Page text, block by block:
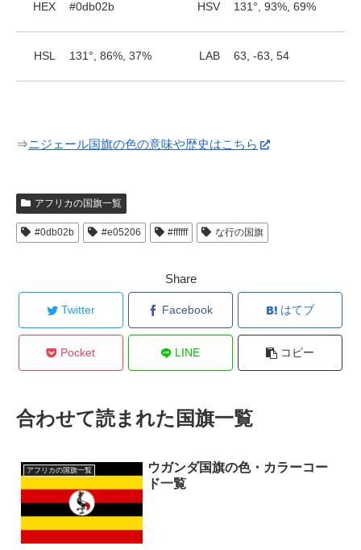
HEX #0db02b HSV 131°, 93%, 69%
HSL 131°, 86%, 37% LAB 63, -63, 54
⇒ニジェール国旗の色の意味や歴史はこちら
アフリカの国旗一覧
#0db02b #e05206 #ffffff な行の国旗
Share
Twitter Facebook はてブ
Pocket LINE コピー
合わせて読まれた国旗一覧
アフリカの国旗一覧
ウガンダ国旗の色・カラーコー
ド一覧